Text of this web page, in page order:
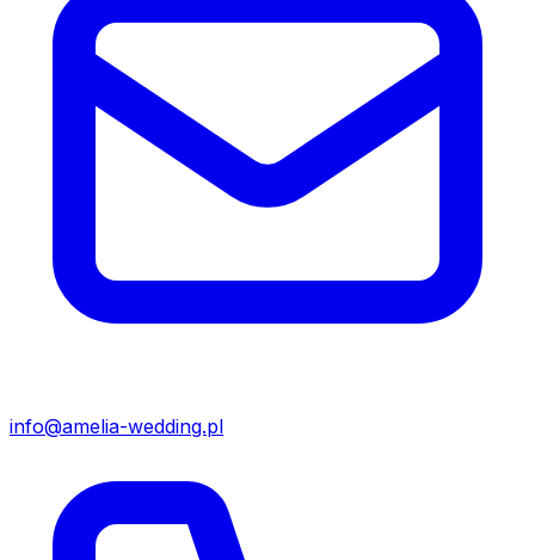
info@amelia-wedding.pl